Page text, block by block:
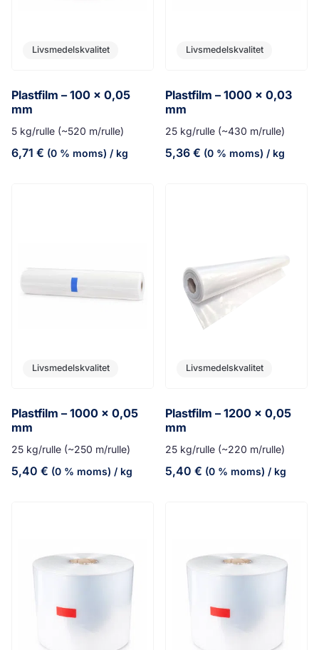
Livsmedelskvalitet
Plastfilm – 100 x 0,05
mm
5 kg/rulle (~520 m/rulle)
6,71 € (0 % moms) / kg
Livsmedelskvalitet
Plastfilm – 1000 x 0,03
mm
25 kg/rulle (~430 m/rulle)
5,36 € (0 % moms) / kg
Livsmedelskvalitet
Plastfilm – 1000 x 0,05
mm
25 kg/rulle (~250 m/rulle)
5,40 € (0 % moms) / kg
Livsmedelskvalitet
Plastfilm – 1200 x 0,05
mm
25 kg/rulle (~220 m/rulle)
5,40 € (0 % moms) / kg